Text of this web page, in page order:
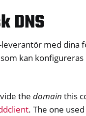
DNS
med dina
kan
the domain this
. The one